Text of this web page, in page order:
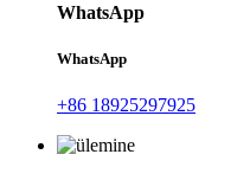
WhatsApp
WhatsApp
+86 18925297925